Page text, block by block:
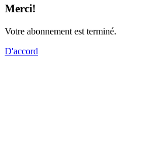
Merci!
Votre abonnement est terminé.
D'accord